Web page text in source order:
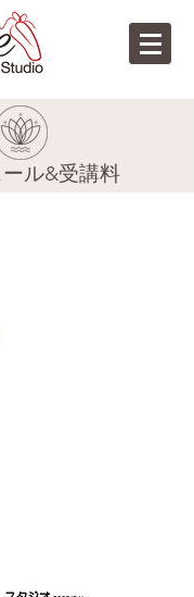
ル&受講料